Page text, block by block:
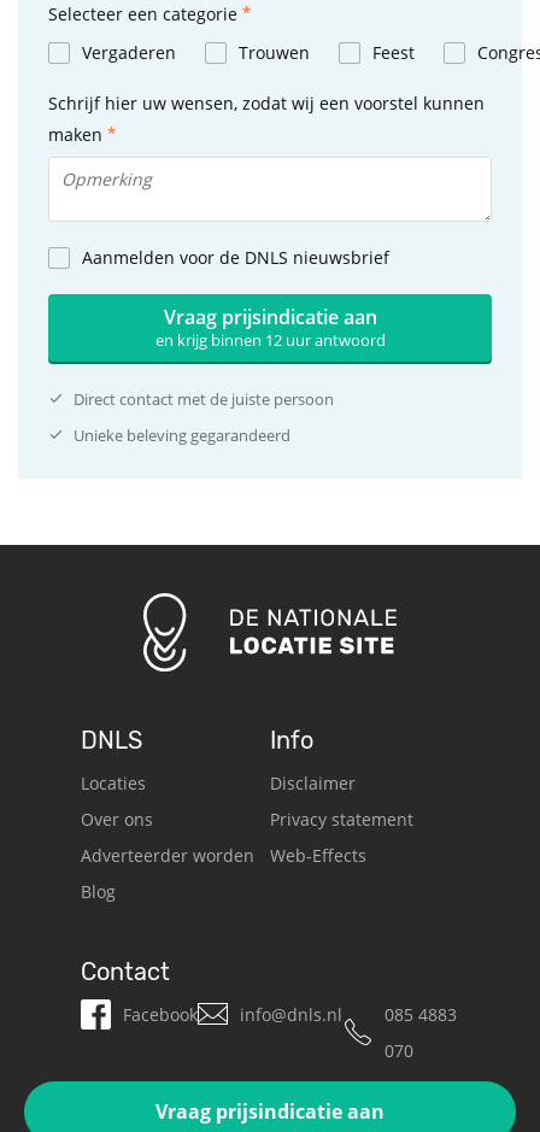
Selecteer een categorie
Vergaderen
Trouwen Feest
Schrijf hier uw wensen, zodat wij een voorstel kunnen
maken
Aanmelden voor de DNLS nieuwsbrief
Vraag prijsindicatie aan
en krijg binnen 12 uur antwoord
Direct contact met de juiste persoon
Unieke beleving gegarandeerd
Vraag prijsindicatie aan
DNLS
Locaties
Over ons
Adverteerder worden
Blog
Info
Disclaimer
Privacy statement
Web-Effects
Contact
Facebook info@dnls.nl
085 4883
070